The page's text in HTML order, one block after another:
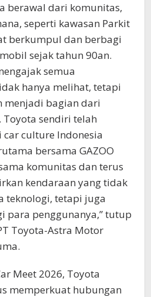
berawal dari komunitas,
seperti kawasan Parkit
berkumpul dan berbagi
sejak tahun 90an.
semua
hanya melihat, tetapi
menjadi bagian dari
sendiri telah
culture Indonesia
bersama GAZOO
komunitas dan terus
kendaraan yang tidak
teknologi, tetapi juga
para penggunanya,” tutup
Toyota-Astra Motor
Meet 2026, Toyota
memperkuat hubungan